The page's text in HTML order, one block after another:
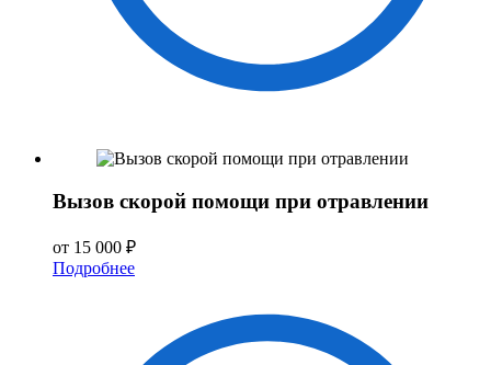
Вызов скорой помощи при отравлении
от 15 000 ₽
Подробнее